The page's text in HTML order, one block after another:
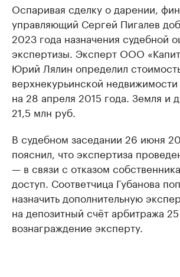
Оспаривая сделку о дарении,
управляющий Сергей Пигалев
2023 года назначения судебной
экспертизы. Эксперт ООО
Юрий Лялин определил
верхнекурьинской
на 28 апреля 2015 года. Земля и
21,5 млн руб.
В судебном заседании 26 июня
пояснил, что экспертиза
— в связи с отказом
доступ. Соответчица Губанова
назначить дополнительную
на депозитный счёт арбитража
вознаграждение эксперту.